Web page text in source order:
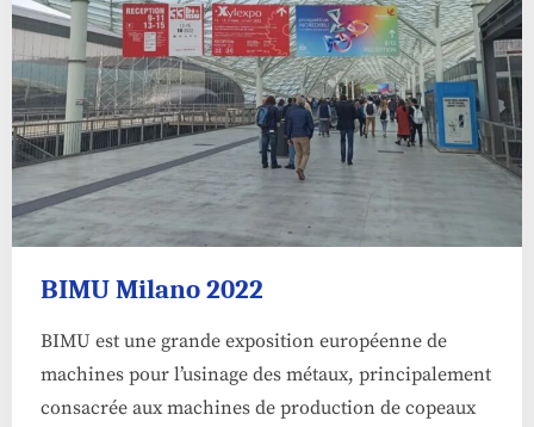
BIMU Milano 2022
BIMU est une grande exposition européenne de
machines pour l’usinage des métaux, principalement
consacrée aux machines de production de copeaux